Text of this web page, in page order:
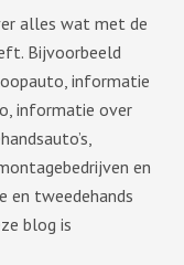
alles wat met de
Bijvoorbeeld
informatie
informatie over
en
en tweedehands
blog is